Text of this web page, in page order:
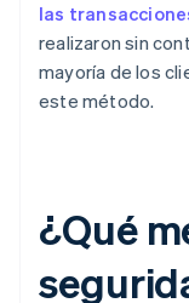
las
realizaron sin
mayoría de los
este método.
¿Qué